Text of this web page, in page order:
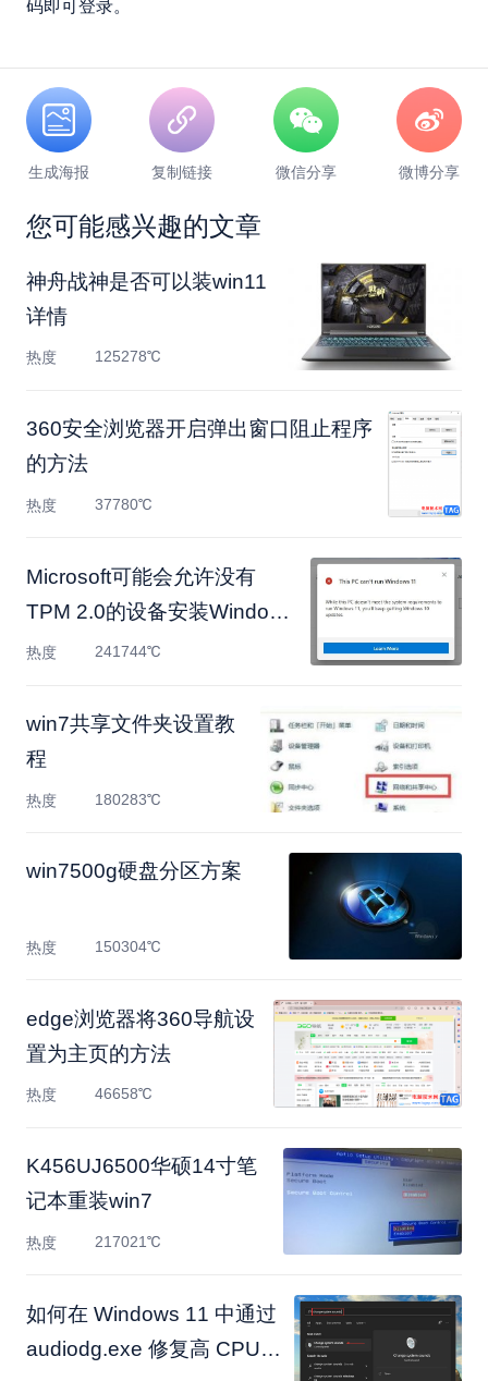
码即可登录。
生成海报 复制链接 微信分享 微博分享
您可能感兴趣的文章
神舟战神是否可以装win11
详情
热度 125278℃
360安全浏览器开启弹出窗口阻止程序
的方法
热度 37780℃
Microsoft可能会允许没有
TPM 2.0的设备安装Windows
1
热度 241744℃
win7共享文件夹设置教
程
热度 180283℃
win7500g硬盘分区方案
热度 150304℃
edge浏览器将360导航设
置为主页的方法
热度 46658℃
K456UJ6500华硕14寸笔
记本重装win7
热度 217021℃
如何在 Windows 11 中通过
audiodg.exe 修复高 CPU